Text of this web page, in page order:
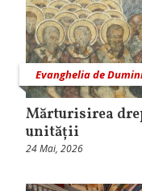
Evanghelia de
Mărturisirea
unității
24 Mai, 2026